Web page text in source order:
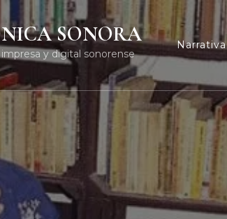
SONORA
y digital sonorense
Narrativa